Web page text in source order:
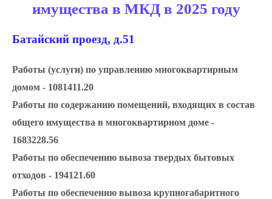
имущества в МКД в 2025 году
Батайский проезд, д.51
Работы (услуги) по управлению многоквартирным
домом - 1081411.20
Работы по содержанию помещений, входящих в состав
общего имущества в многоквартирном доме -
1683228.56
Работы по обеспечению вывоза твердых бытовых
отходов - 194121.60
Работы по обеспечению вывоза крупногабаритного